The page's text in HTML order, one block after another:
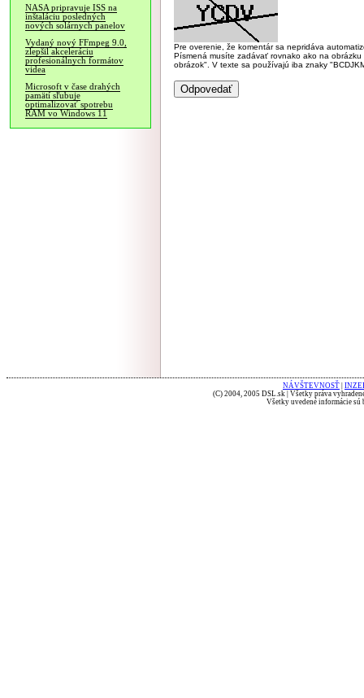
NASA pripravuje ISS na
inštaláciu posledných
nových solárnych panelov
Vydaný nový FFmpeg 9.0,
zlepšil akceleráciu
profesionálnych formátov
videa
Microsoft v čase drahých
pamätí sľubuje
optimalizovať spotrebu
RAM vo Windows 11
Pre overenie, že komentár sa nepridáva
Písmená musíte zadávať rovnako ako na
obrázok". V texte sa používajú iba znaky
NÁVŠTEVNOSŤ
(C) 2004, 2005 DSL.sk | Všetky práva
Všetky uvedené informácie sú